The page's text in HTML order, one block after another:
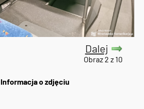
Dalej
Obraz 2 z 10
Informacja o zdjęciu